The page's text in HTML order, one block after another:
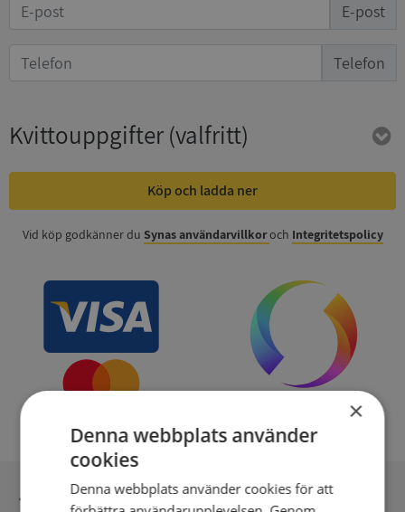
E-post
Telefon
Kvittouppgifter(valfritt)
Köp och ladda ner
Vid köp godkänner du Synas användarvillkoroch Integritetspolicy
Inga kopior till omfrågad
×
Denna webbplats använder
cookies
Denna webbplats använder cookies för att